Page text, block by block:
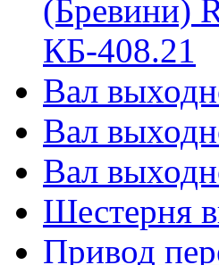
(Бревини)
КБ-408.21
Вал
Вал
Вал
Шестерня
Привод